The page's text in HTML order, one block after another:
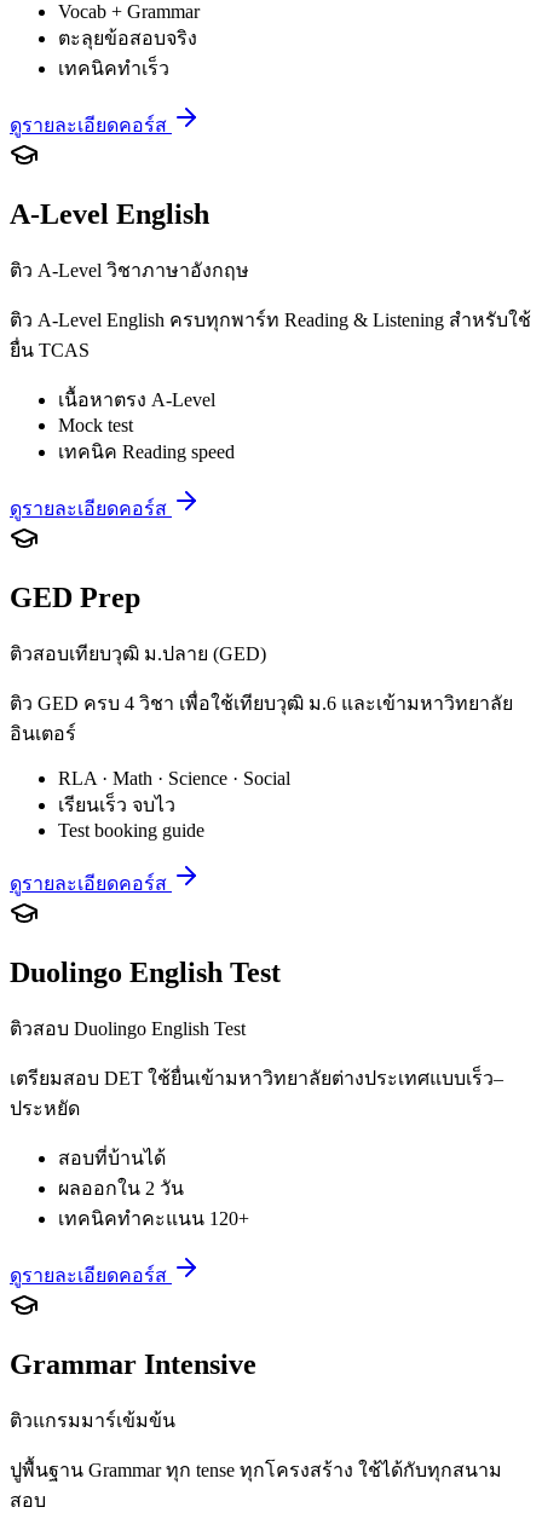
Vocab + Grammar
ตะลุยข้อสอบจริง
เทคนิคทำเร็ว
ดูรายละเอียดคอร์ส
A-Level English
ติว A-Level วิชาภาษาอังกฤษ
ติว A-Level English ครบทุกพาร์ท Reading & Listening สำหรับใช้
ยื่น TCAS
เนื้อหาตรง A-Level
Mock test
เทคนิค Reading speed
ดูรายละเอียดคอร์ส
GED Prep
ติวสอบเทียบวุฒิ ม.ปลาย (GED)
ติว GED ครบ 4 วิชา เพื่อใช้เทียบวุฒิ ม.6 และเข้ามหาวิทยาลัย
อินเตอร์
RLA · Math · Science · Social
เรียนเร็ว จบไว
Test booking guide
ดูรายละเอียดคอร์ส
Duolingo English Test
ติวสอบ Duolingo English Test
เตรียมสอบ DET ใช้ยื่นเข้ามหาวิทยาลัยต่างประเทศแบบเร็ว–
ประหยัด
สอบที่บ้านได้
ผลออกใน 2 วัน
เทคนิคทำคะแนน 120+
ดูรายละเอียดคอร์ส
Grammar Intensive
ติวแกรมมาร์เข้มข้น
ปูพื้นฐาน Grammar ทุก tense ทุกโครงสร้าง ใช้ได้กับทุกสนาม
สอบ